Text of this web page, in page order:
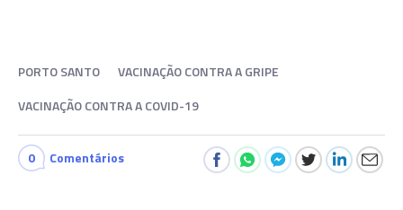
PORTO SANTO
VACINAÇÃO CONTRA A GRIPE
VACINAÇÃO CONTRA A COVID-19
0 Comentários